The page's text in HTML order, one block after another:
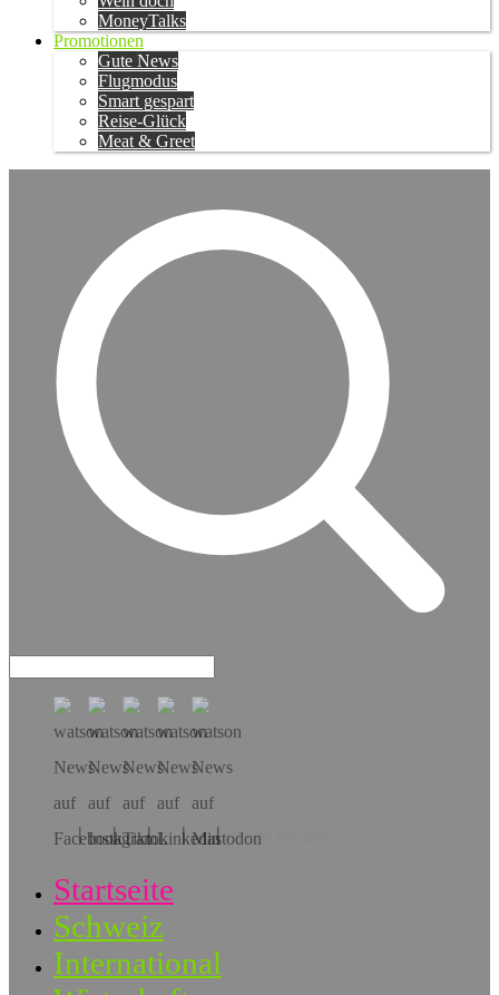
MoneyTalks
Promotionen
Gute News
Flugmodus
Smart gespart
Reise-Glück
Meat & Greet
Hol dir die App!
Startseite
Schweiz
International